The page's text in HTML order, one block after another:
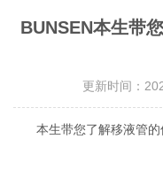
BUNSEN本生带
更新时间：
本生带您了解移液管的